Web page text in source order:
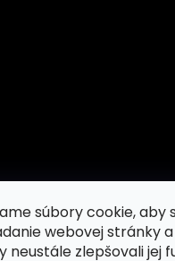
súbory cookie, aby
webovej stránky
neustále zlepšovali jej
podľa čísiel na